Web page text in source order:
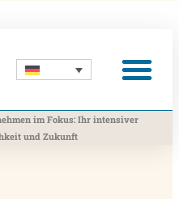
im Fokus: Ihr intensiver
und Zukunft